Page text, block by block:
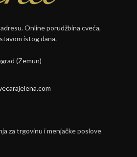
Online porudžbina cveća,
istog dana.
(Zemun)
za trgovinu i menjačke poslove